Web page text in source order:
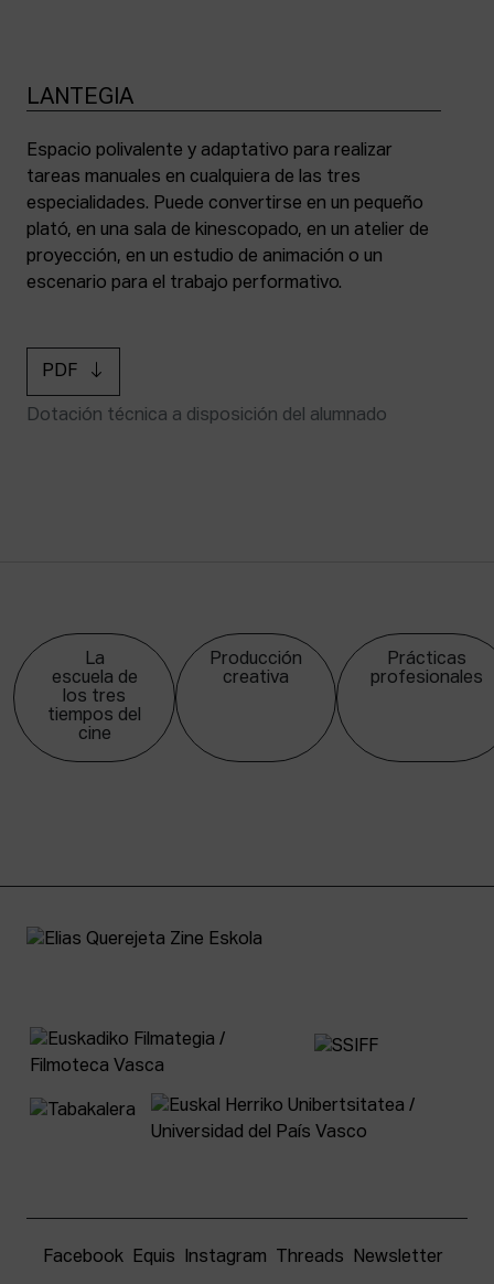
LANTEGIA
Espacio polivalente y adaptativo para realizar
tareas manuales en cualquiera de las tres
especialidades. Puede convertirse en un pequeño
plató, en una sala de kinescopado, en un atelier de
proyección, en un estudio de animación o un
escenario para el trabajo performativo.
PDF
Dotación técnica a disposición del alumnado
La
escuela de
los tres
tiempos del
cine
Producción
creativa
Prácticas
profesionales
Facebook Equis Instagram Threads Newsletter